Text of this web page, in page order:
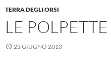
TERRA DEGLI ORSI
LE
23 GIUGNO 2013